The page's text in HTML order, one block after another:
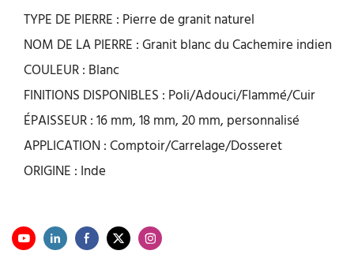
TYPE DE PIERRE : Pierre de granit naturel
NOM DE LA PIERRE : Granit blanc du Cachemire indien
COULEUR : Blanc
FINITIONS DISPONIBLES : Poli/Adouci/Flammé/Cuir
ÉPAISSEUR : 16 mm, 18 mm, 20 mm, personnalisé
APPLICATION : Comptoir/Carrelage/Dosseret
ORIGINE : Inde